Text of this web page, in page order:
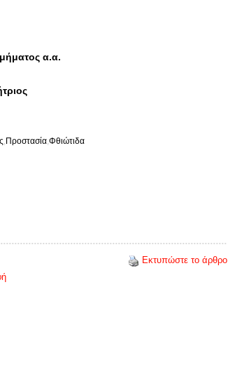
α.α.
Προστασία Φθιώτιδα
Εκτυπώστε το άρθρο